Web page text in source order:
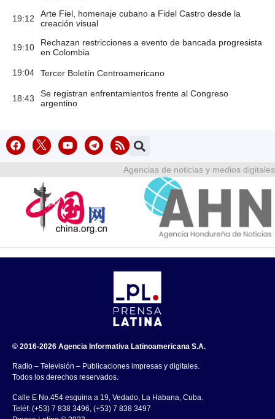
19:12
Arte Fiel, homenaje cubano a Fidel Castro desde la
creación visual
19:10
Rechazan restricciones a evento de bancada progresista
en Colombia
19:04 Tercer Boletín Centroamericano
18:43
Se registran enfrentamientos frente al Congreso
argentino
Agencias de noticias y medios digitales
© 2016-2026 Agencia Informativa Latinoamericana S.A.
Radio – Televisión – Publicaciones impresas y digitales.
Todos los derechos reservados.
Calle E No.454 esquina a 19, Vedado, La Habana, Cuba.
Teléf: (+53) 7 838 3496, (+53) 7 838 3497